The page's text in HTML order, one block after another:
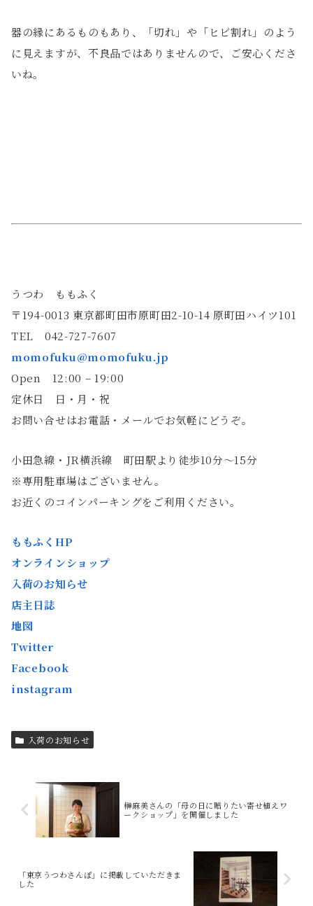
器の縁にあるものもあり、「切れ」や「ヒビ割れ」のよう
に見えますが、不良品ではありませんので、ご安心くださ
いね。
うつわ ももふく
〒194-0013 東京都町田市原町田2-10-14 原町田ハイツ101
TEL 042-727-7607
momofuku@momofuku.jp
Open 12:00 – 19:00
定休日 日・月・祝
お問い合せはお電話・メールでお気軽にどうぞ。
小田急線・JR横浜線 町田駅より徒歩10分〜15分
※専用駐車場はございません。
お近くのコインパーキングをご利用ください。
ももふくHP
オンラインショップ
入荷のお知らせ
店主日誌
地図
Twitter
Facebook
instagram
入荷のお知らせ
榊麻美さんの「母の日に贈りたい寄せ植えワ
ークショップ」を開催しました
「東京うつわさんぽ」に掲載していただきま
した